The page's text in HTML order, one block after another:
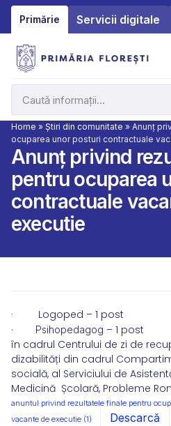
Primărie Servicii digitale
Home » Știri din comunitate » Anunț
ocuparea unor posturi contractuale
Anunț privind
pentru ocuparea
contractuale
executie
· Logoped – 1 post
· Psihopedagog – 1 post
în cadrul Centrului de zi de
dizabilități din cadrul
socială, al Serviciului de
Medicină Școlară, Probleme
anuntul privind rezultatele finale pentru
vacante de executie (1)
Descarcă